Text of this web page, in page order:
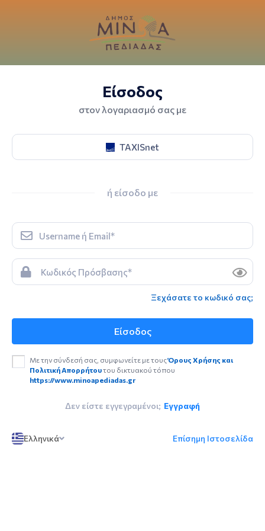
Είσοδος
στον λογαριασμό σας με
TAXISnet
ή είσοδο με
Ξεχάσατε το κωδικό σας;
Είσοδος
Με την σύνδεσή σας, συμφωνείτε με τουςΌρους Χρήσης και
Πολιτική Απορρήτουτου δικτυακού τόπου
https://www.minoapediadas.gr
Δεν είστε εγγεγραμένοι; Εγγραφή
Ελληνικά Επίσημη Ιστοσελίδα